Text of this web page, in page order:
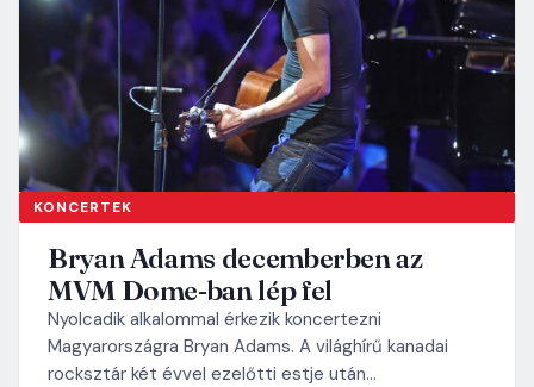
KONCERTEK
Bryan Adams decemberben az
MVM Dome-ban lép fel
Nyolcadik alkalommal érkezik koncertezni
Magyarországra Bryan Adams. A világhírű kanadai
rocksztár két évvel ezelőtti estje után…